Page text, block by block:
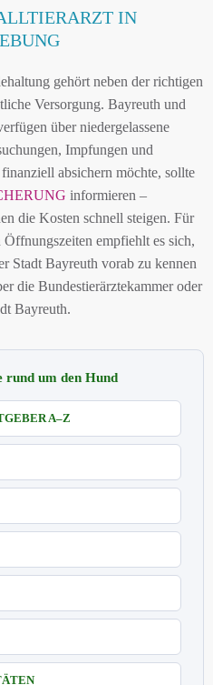
IN
gehört neben der richtigen
Versorgung. Bayreuth und
über niedergelassene
Impfungen und
absichern möchte, sollte
informieren –
die Kosten schnell steigen. Für
empfiehlt es sich,
Stadt Bayreuth vorab zu kennen
die Bundestierärztekammer oder
Bayreuth.
rund um den Hund
A–Z